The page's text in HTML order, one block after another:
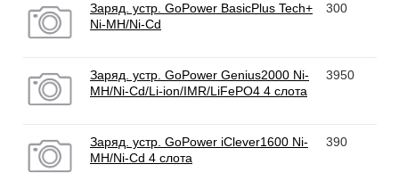
Заряд. устр. GoPower BasicPlus Tech+
Ni-MH/Ni-Cd
300
Заряд. устр. GoPower Genius2000 Ni-
MH/Ni-Cd/Li-ion/IMR/LiFePO4 4 слота
3950
Заряд. устр. GoPower iClever1600 Ni-
MH/Ni-Cd 4 слота
390